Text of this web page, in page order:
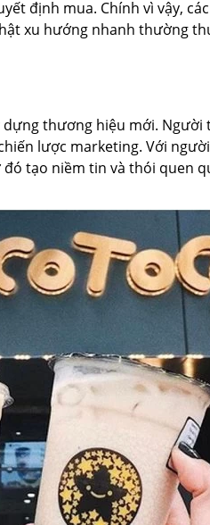
định mua. Chính vì vậy,
xu hướng nhanh thường
thương hiệu mới. Người
lược marketing. Với
tạo niềm tin và thói quen